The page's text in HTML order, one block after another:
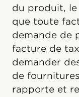
du produit, le
que toute
demande de
facture de
demander
de
rapporte et